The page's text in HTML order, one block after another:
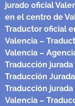
jurado oficial
en el centro de
Traductor oficial
Valencia –
Valencia –
Traducción
Traducción
Traducción
Valencia –